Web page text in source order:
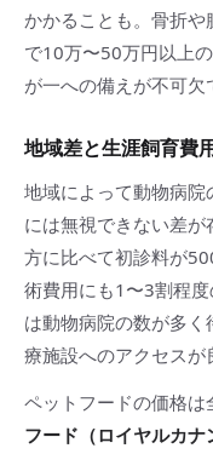
かかることも。骨折
で10万〜50万円以上
が一への備えが不可欠
地域差と生涯飼育費
地域によって動物病
には無視できない差
方に比べて初診料が
術費用にも1〜3割程
は動物病院の数が多
療施設へのアクセスが
ペットフードの価格は
フード（ロイヤルカ